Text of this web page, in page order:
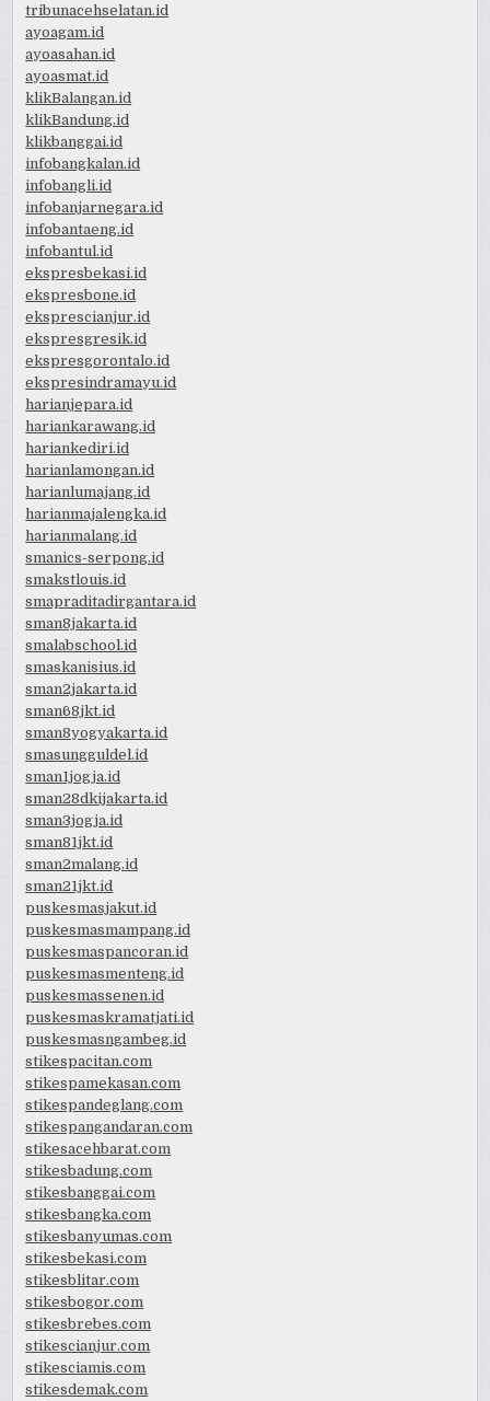
tribunacehselatan.id
ayoagam.id
ayoasahan.id
ayoasmat.id
klikBalangan.id
klikBandung.id
klikbanggai.id
infobangkalan.id
infobangli.id
infobanjarnegara.id
infobantaeng.id
infobantul.id
ekspresbekasi.id
ekspresbone.id
eksprescianjur.id
ekspresgresik.id
ekspresgorontalo.id
ekspresindramayu.id
harianjepara.id
hariankarawang.id
hariankediri.id
harianlamongan.id
harianlumajang.id
harianmajalengka.id
harianmalang.id
smanics-serpong.id
smakstlouis.id
smapraditadirgantara.id
sman8jakarta.id
smalabschool.id
smaskanisius.id
sman2jakarta.id
sman68jkt.id
sman8yogyakarta.id
smasungguldel.id
sman1jogja.id
sman28dkijakarta.id
sman3jogja.id
sman81jkt.id
sman2malang.id
sman21jkt.id
puskesmasjakut.id
puskesmasmampang.id
puskesmaspancoran.id
puskesmasmenteng.id
puskesmassenen.id
puskesmaskramatjati.id
puskesmasngambeg.id
stikespacitan.com
stikespamekasan.com
stikespandeglang.com
stikespangandaran.com
stikesacehbarat.com
stikesbadung.com
stikesbanggai.com
stikesbangka.com
stikesbanyumas.com
stikesbekasi.com
stikesblitar.com
stikesbogor.com
stikesbrebes.com
stikescianjur.com
stikesciamis.com
stikesdemak.com